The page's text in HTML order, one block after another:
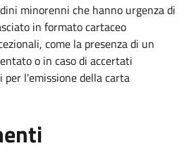
minorenni che hanno urgenza di
in formato cartaceo
come la presenza di un
o in caso di accertati
l'emissione della carta